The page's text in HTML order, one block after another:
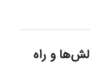
و راه